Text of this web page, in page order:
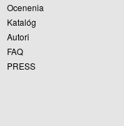
Ocenenia
Katalóg
Autori
FAQ
PRESS